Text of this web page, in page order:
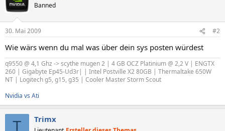
Banned
30. Mai 2009 #2
Wie wärs wenn du mal was über dein sys posten würdest
q9550 @ 4,1 Ghz -> scythe mugen 2 | 4 GB OCZ Platinium @ 2,2 V | ENGTX
260 | Gigabyte Ep45-Ud3r| | Intel Postville X2 80GB | Thermaltake 650W
NT | Logitech g5, g15, g35 | Cooler Master Storm Scout
Nvidia vs Ati
T Trimx